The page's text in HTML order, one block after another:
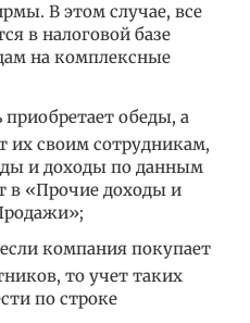
В этом случае, все
в налоговой базе
на комплексные
приобретает обеды, а
их своим сотрудникам,
и доходы по данным
в «Прочие доходы и
компания покупает
то учет таких
по строке